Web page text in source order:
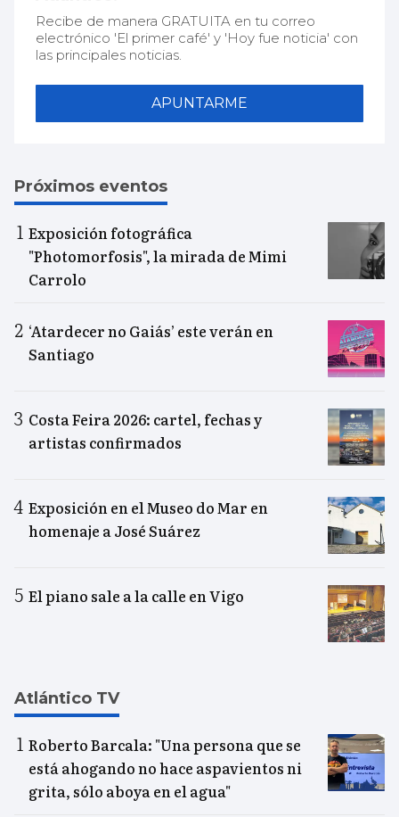
Recibe de manera GRATUITA en tu correo
electrónico 'El primer café' y 'Hoy fue noticia' con
las principales noticias.
APUNTARME
Próximos eventos
Exposición fotográfica
"Photomorfosis", la mirada de Mimi
Carrolo
‘Atardecer no Gaiás’ este verán en
Santiago
Costa Feira 2026: cartel, fechas y
artistas confirmados
Exposición en el Museo do Mar en
homenaje a José Suárez
El piano sale a la calle en Vigo
Atlántico TV
Roberto Barcala: "Una persona que se
está ahogando no hace aspavientos ni
grita, sólo aboya en el agua"